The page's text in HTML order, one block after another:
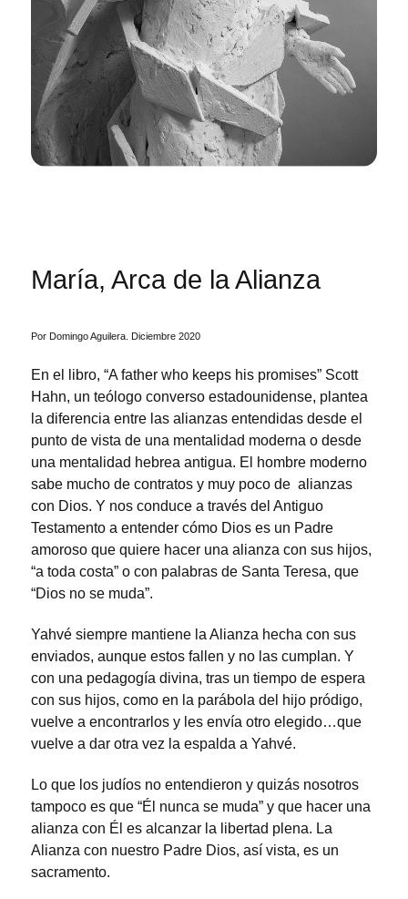
María, Arca de la Alianza
Por Domingo Aguilera. Diciembre 2020
En el libro, “A father who keeps his promises” Scott
Hahn, un teólogo converso estadounidense, plantea
la diferencia entre las alianzas entendidas desde el
punto de vista de una mentalidad moderna o desde
una mentalidad hebrea antigua. El hombre moderno
sabe mucho de contratos y muy poco de alianzas
con Dios. Y nos conduce a través del Antiguo
Testamento a entender cómo Dios es un Padre
amoroso que quiere hacer una alianza con sus hijos,
“a toda costa” o con palabras de Santa Teresa, que
“Dios no se muda”.
Yahvé siempre mantiene la Alianza hecha con sus
enviados, aunque estos fallen y no las cumplan. Y
con una pedagogía divina, tras un tiempo de espera
con sus hijos, como en la parábola del hijo pródigo,
vuelve a encontrarlos y les envía otro elegido…que
vuelve a dar otra vez la espalda a Yahvé.
Lo que los judíos no entendieron y quizás nosotros
tampoco es que “Él nunca se muda” y que hacer una
alianza con Él es alcanzar la libertad plena. La
Alianza con nuestro Padre Dios, así vista, es un
sacramento.